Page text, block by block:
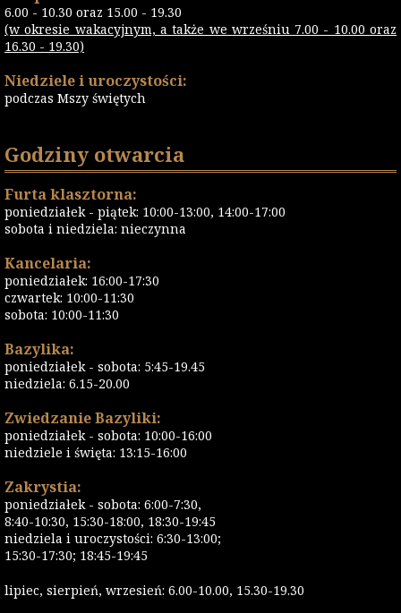
6.00 - 10.30 oraz 15.00 - 19.30
(w okresie wakacyjnym, a także we wrześniu 7.00 - 10.00 oraz
16.30 - 19.30)
Niedziele i uroczystości:
podczas Mszy świętych
Godziny otwarcia
Furta klasztorna:
poniedziałek - piątek: 10:00-13:00, 14:00-17:00
sobota i niedziela: nieczynna
Kancelaria:
poniedziałek: 16:00-17:30
czwartek: 10:00-11:30
sobota: 10:00-11:30
Bazylika:
poniedziałek - sobota: 5:45-19.45
niedziela: 6.15-20.00
Zwiedzanie Bazyliki:
poniedziałek - sobota: 10:00-16:00
niedziele i święta: 13:15-16:00
Zakrystia:
poniedziałek - sobota: 6:00-7:30,
8:40-10:30, 15:30-18:00, 18:30-19:45
niedziela i uroczystości: 6:30-13:00;
15:30-17:30; 18:45-19:45
lipiec, sierpień, wrzesień: 6.00-10.00, 15.30-19.30